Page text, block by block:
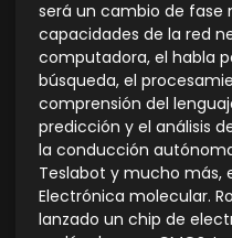
será un cambio de fase
capacidades de la red
computadora, el habla
búsqueda, el
comprensión del
predicción y el análisis
la conducción
Teslabot y mucho más,
Electrónica molecular.
lanzado un chip de